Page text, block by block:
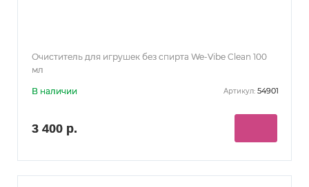
Очиститель для игрушек без спирта We-Vibe Clean 100
мл
В наличии Артикул: 54901
3 400 р.